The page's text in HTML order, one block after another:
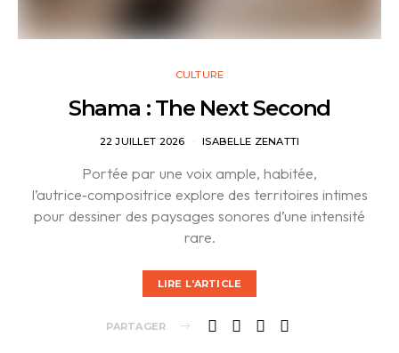
CULTURE
Shama : The Next Second
22 JUILLET 2026 ISABELLE ZENATTI
Portée par une voix ample, habitée,
l’autrice‑compositrice explore des territoires intimes
pour dessiner des paysages sonores d’une intensité
rare.
LIRE L'ARTICLE
PARTAGER